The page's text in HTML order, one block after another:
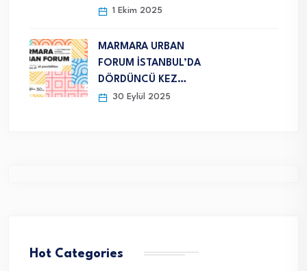
1 Ekim 2025
MARMARA URBAN
FORUM İSTANBUL’DA
DÖRDÜNCÜ KEZ…
30 Eylül 2025
Hot Categories